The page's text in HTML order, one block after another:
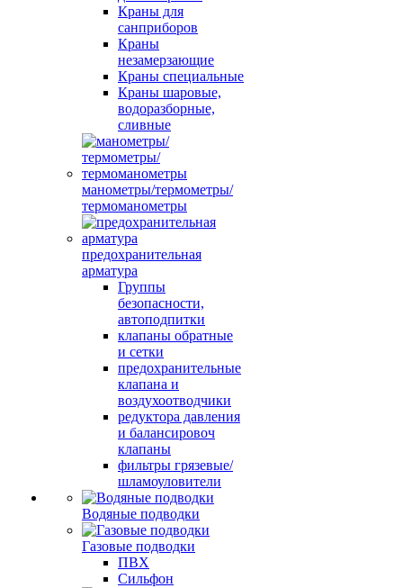
Краны для
санприборов
Краны
незамерзающие
Краны специальные
Краны шаровые,
водоразборные,
сливные
манометры/термометры/
термоманометры
предохранительная
арматура
Группы
безопасности,
автоподпитки
клапаны обратные
и сетки
предохранительные
клапана и
воздухоотводчики
редуктора давления
и балансировоч
клапаны
фильтры грязевые/
шламоуловители
Водяные подводки
Газовые подводки
ПВХ
Сильфон